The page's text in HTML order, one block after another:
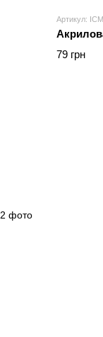
Артикул:
79 грн